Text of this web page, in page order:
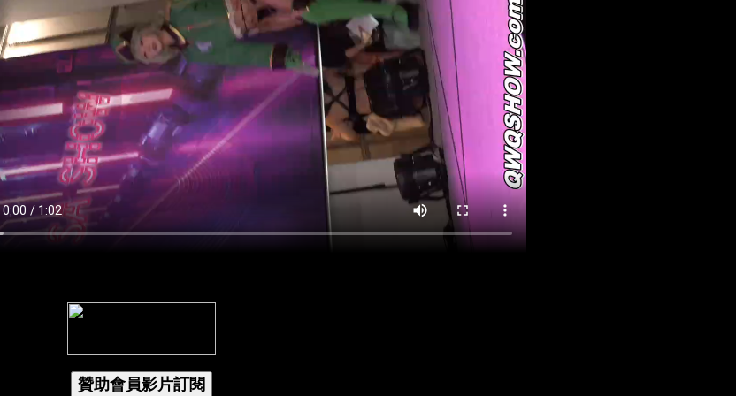
贊助會員影片訂閱